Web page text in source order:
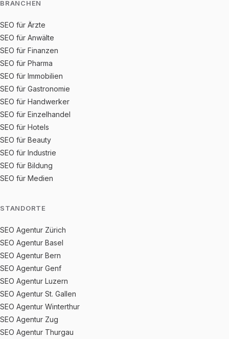
BRANCHEN
SEO für Ärzte
SEO für Anwälte
SEO für Finanzen
SEO für Pharma
SEO für Immobilien
SEO für Gastronomie
SEO für Handwerker
SEO für Einzelhandel
SEO für Hotels
SEO für Beauty
SEO für Industrie
SEO für Bildung
SEO für Medien
STANDORTE
SEO Agentur Zürich
SEO Agentur Basel
SEO Agentur Bern
SEO Agentur Genf
SEO Agentur Luzern
SEO Agentur St. Gallen
SEO Agentur Winterthur
SEO Agentur Zug
SEO Agentur Thurgau